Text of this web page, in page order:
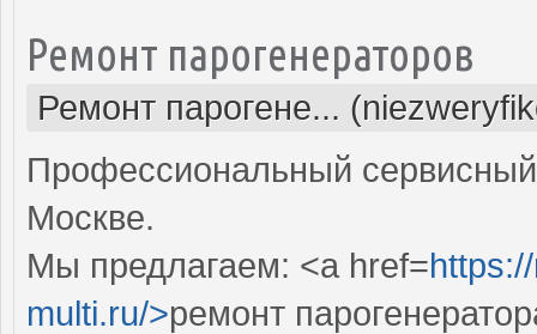
Ремонт парогенераторов
Ремонт парогене...
Профессиональный
Москве.
Мы предлагаем: <a href=
multi.ru/>ремонт